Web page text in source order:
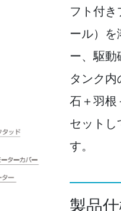
フト付き
ール）を
ー、駆
タンク内
石＋羽根
セットし
す。
製品